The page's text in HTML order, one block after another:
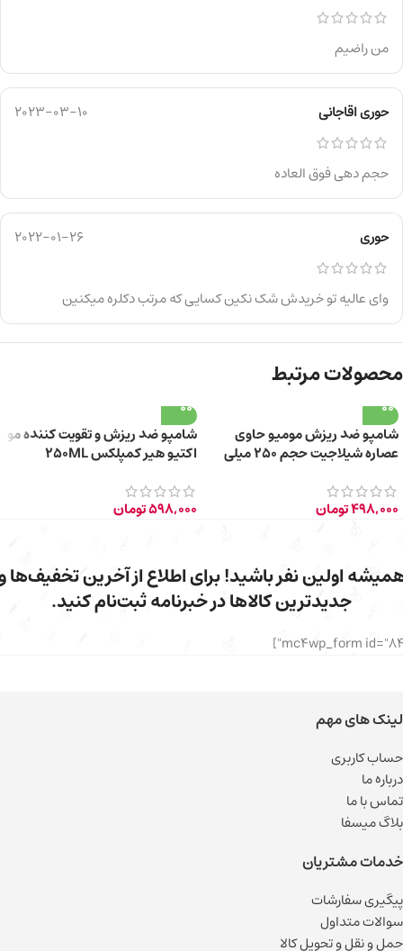
من راضیم
حوری اقاجانی 2023-03-10
حجم دهی فوق العاده
حوری 2022-01-26
وای عالیه تو خریدش شک نکین کسایی که مرتب دکلره میکنین
محصولات مرتبط
شامپو ضد ریزش مومیو حاوی
عصاره شیلاجیت حجم ۲۵۰ میلی
498,000تومان
شامپو ضد ریزش و تقویت کننده مو
اکتیو هیر کمپلکس 250ML
598,000تومان
اولین نفر باشید! برای اطلاع از آخرین تخفیف‌ها
جدیدترین کالاها در خبرنامه ثبت‌نام کنید.
لینک های مهم
حساب کاربری
درباره ما
تماس با ما
بلاگ میسفا
خدمات مشتریان
پیگیری سفارشات
سوالات متداول
حمل و نقل و تحویل کالا